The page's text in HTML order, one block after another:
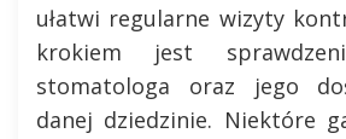
ułatwi regularne wizyty
krokiem jest
stomatologa oraz jego
danej dziedzinie. Niektóre